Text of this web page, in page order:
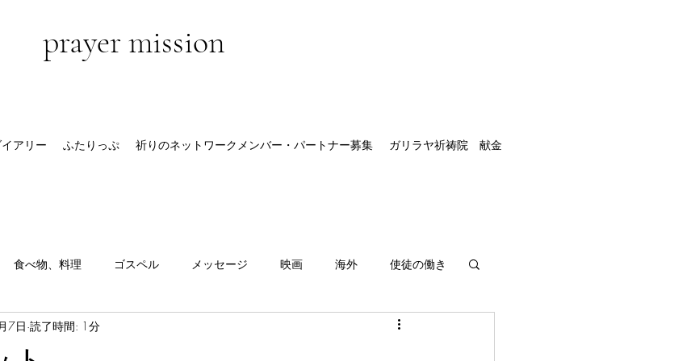
prayer mission
アリー ふたりっぷ 祈りのネットワークメンバー・パートナー募集 ガリラヤ祈祷院 献金
食べ物、料理 ゴスペル メッセージ 映画 海外 使徒の働き
7日 読了時間: 1分